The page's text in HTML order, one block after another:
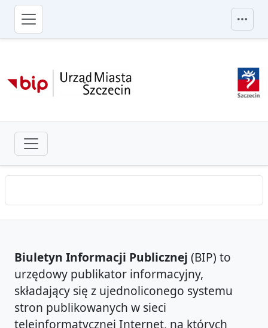
przejdź do głównego menu
Biuletyn Informacji Publicznej (BIP) to
urzędowy publikator informacyjny,
składający się z ujednoliconego systemu
stron publikowanych w sieci
teleinformatycznej Internet, na których